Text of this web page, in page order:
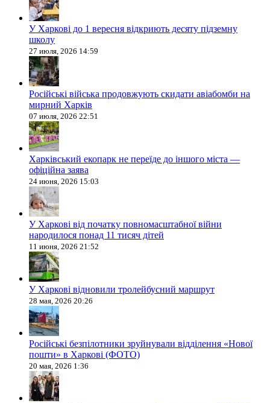
У Харкові до 1 вересня відкриють десяту підземну
школу
27 июля, 2026 14:59
Російські війська продовжують скидати авіабомби на
мирний Харків
07 июля, 2026 22:51
Харківський екопарк не переїде до іншого міста —
офіційна заява
24 июня, 2026 15:03
У Харкові від початку повномасштабної війни
народилося понад 11 тисяч дітей
11 июня, 2026 21:52
У Харкові відновили тролейбусний маршрут
28 мая, 2026 20:26
Російські безпілотники зруйнували відділення «Нової
пошти» в Харкові (ФОТО)
20 мая, 2026 1:36